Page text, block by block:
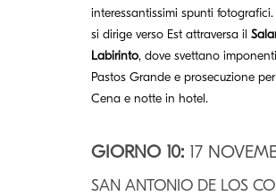
interessantissimi spunti
si dirige verso Est attraversa il
Labirinto, dove svettano
Pastos Grande e prosecuzione
Cena e notte in hotel.
GIORNO 10: 17
SAN ANTONIO DE LOS